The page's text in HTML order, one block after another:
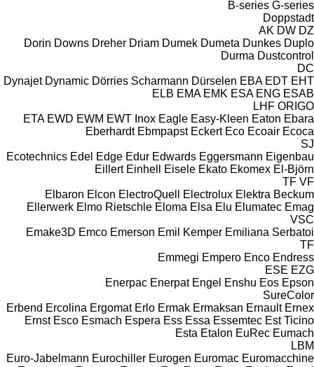
B-series G-series
Doppstadt
AK DW DZ
Dorin Downs Dreher Driam Dumek Dumeta Dunkes Duplo
Durma Dustcontrol
DC
Dynajet Dynamic Dörries Scharmann Dürselen EBA EDT EHT
ELB EMA EMK ESA ENG ESAB
LHF ORIGO
ETA EWD EWM EWT Inox Eagle Easy-Kleen Eaton Ebara
Eberhardt Ebmpapst Eckert Eco Ecoair Ecoca
SJ
Ecotechnics Edel Edge Edur Edwards Eggersmann Eigenbau
Eillert Einhell Eisele Ekato Ekomex El-Björn
TF VF
Elbaron Elcon ElectroQuell Electrolux Elektra Beckum
Ellerwerk Elmo Rietschle Eloma Elsa Elu Elumatec Emag
VSC
Emake3D Emco Emerson Emil Kemper Emiliana Serbatoi
TF
Emmegi Empero Enco Endress
ESE EZG
Enerpac Enerpat Engel Enshu Eos Epson
SureColor
Erbend Ercolina Ergomat Erlo Ermak Ermaksan Ernault Ernex
Ernst Esco Esmach Espera Ess Essa Essemtec Est Ticino
Esta Etalon EuRec Eumach
LBM
Euro-Jabelmann Eurochiller Eurogen Euromac Euromacchine